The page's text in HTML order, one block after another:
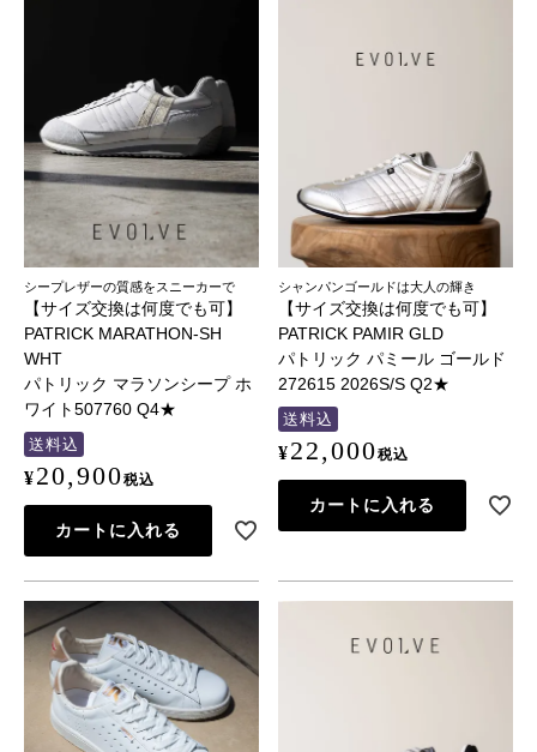
シープレザーの質感をスニーカーで
【サイズ交換は何度でも可】
PATRICK MARATHON-SH
WHT
パトリック マラソンシープ ホ
ワイト507760 Q4★
送料込
¥20,900税込
カートに入れる
シャンパンゴールドは大人の輝き
【サイズ交換は何度でも可】
PATRICK PAMIR GLD
パトリック パミール ゴールド
272615 2026S/S Q2★
送料込
¥22,000税込
カートに入れる